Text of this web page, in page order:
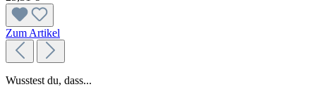
Zum Artikel
Wusstest du, dass...